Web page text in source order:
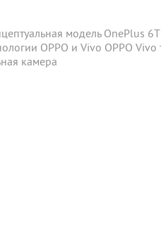
модель OnePlus 6T
OPPO и Vivo OPPO Vivo
камера